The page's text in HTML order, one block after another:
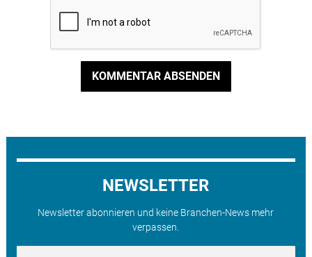
KOMMENTAR ABSENDEN
NEWSLETTER
Newsletter abonnieren und keine Branchen-News mehr
verpassen.